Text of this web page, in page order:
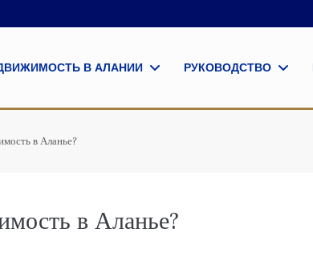
В АЛАНИИ РУКОВОДСТВО
в Аланье?
в Аланье?